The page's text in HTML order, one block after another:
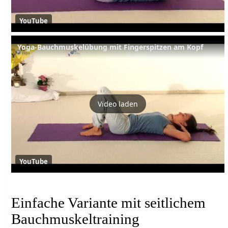
YouTube
Yoga-Bauchmuskelübung mit Fingerspitzen am Kopf
Video laden
YouTube
Einfache Variante mit seitlichem
Bauchmuskeltraining